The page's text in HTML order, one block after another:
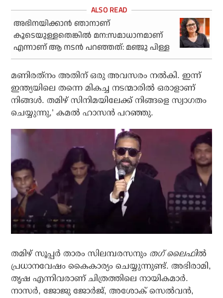
അഭിനയിക്കാന്‍ ഞാനാണ്
കൂടെയുള്ളതെങ്കില്‍ മന:സമാധാനമാണ്
എന്നാണ് ആ നടന്‍ പറഞ്ഞത്: മഞ്ജു പിള്ള
മണിരത്‌നം അതിന് ഒരു അവസരം നല്‍കി. ഇന്ന്
ഇന്ത്യയിലെ തന്നെ മികച്ച നടന്മാരില്‍ ഒരാളാണ്
നിങ്ങള്‍. തമിഴ് സിനിമയിലേക്ക് നിങ്ങളെ സ്വാഗതം
ചെയ്യുന്നു,’ കമല്‍ ഹാസന്‍ പറഞ്ഞു.
തമിഴ് സൂപ്പര്‍ താരം സിലമ്പരസനും തഗ് ലൈഫില്‍
പ്രധാനവേഷം കൈകാര്യം ചെയ്യുന്നുണ്ട്. അഭിരാമി,
തൃഷ എന്നിവരാണ് ചിത്രത്തിലെ നായികമാര്‍.
നാസര്‍, ജോജു ജോര്‍ജ്, അശോക് സെല്‍വന്‍,